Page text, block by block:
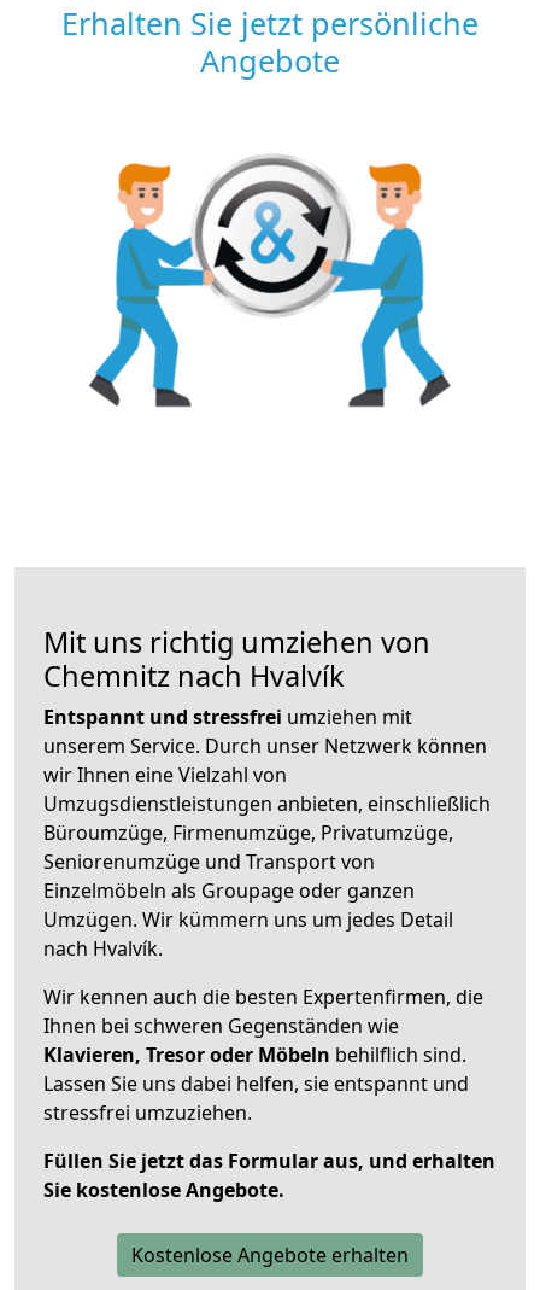
Erhalten Sie jetzt persönliche
Angebote
Mit uns richtig umziehen von
Chemnitz nach Hvalvík
Entspannt und stressfrei umziehen mit
unserem Service. Durch unser Netzwerk können
wir Ihnen eine Vielzahl von
Umzugsdienstleistungen anbieten, einschließlich
Büroumzüge, Firmenumzüge, Privatumzüge,
Seniorenumzüge und Transport von
Einzelmöbeln als Groupage oder ganzen
Umzügen. Wir kümmern uns um jedes Detail
nach Hvalvík.
Wir kennen auch die besten Expertenfirmen, die
Ihnen bei schweren Gegenständen wie
Klavieren, Tresor oder Möbeln behilflich sind.
Lassen Sie uns dabei helfen, sie entspannt und
stressfrei umzuziehen.
Füllen Sie jetzt das Formular aus, und erhalten
Sie kostenlose Angebote.
Kostenlose Angebote erhalten